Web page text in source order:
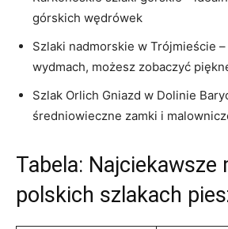
górskich wędrówek
Szlaki ⁢nadmorskie w‍ Trójmieście
wydmach, ⁣możesz zobaczyć
Szlak Orlich Gniazd‍ w Dolinie
średniowieczne zamki⁢ i
Tabela: Najciekawsze
polskich szlakach